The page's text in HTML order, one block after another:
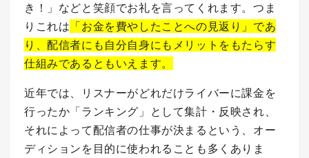
き！」などと笑顔でお礼を言ってくれます。 つま
りこれは 「お金を費やしたことへの見返り」であ
り、配信者にも自分自身にもメリットをもたらす
仕組みであるともいえます。
近年では、リスナーがどれだけライバーに課金を
行ったか「ランキング」として集計・反映され、
それによって配信者の仕事が決まるという、オー
ディションを目的に使われることも多くありま